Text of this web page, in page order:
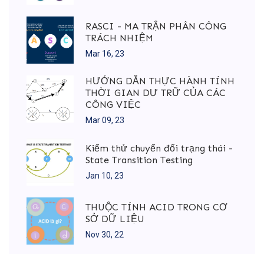
RASCI - MA TRẬN PHÂN CÔNG
TRÁCH NHIỆM
Mar 16, 23
HƯỚNG DẪN THỰC HÀNH TÍNH
THỜI GIAN DỰ TRỮ CỦA CÁC
CÔNG VIỆC
Mar 09, 23
Kiểm thử chuyển đổi trạng thái -
State Transition Testing
Jan 10, 23
THUỘC TÍNH ACID TRONG CƠ
SỞ DỮ LIỆU
Nov 30, 22